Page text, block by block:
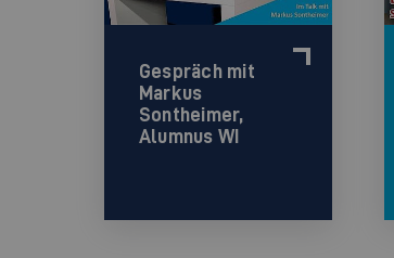
Gespräch mit
Markus
Sontheimer,
Alumnus WI